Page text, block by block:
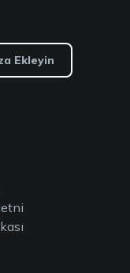
Ekleyin